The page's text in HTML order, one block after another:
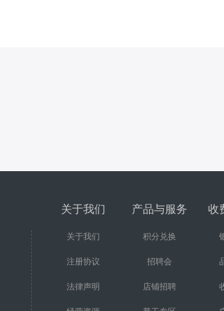
关于我们
关于我们
注册协议
法律声明
产品与服务
积分兑换
招聘会
店铺招聘
收